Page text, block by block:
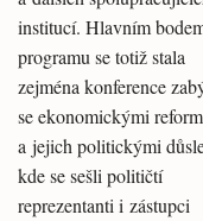
institucí. Hlavním
programu se totiž stala
zejména konference
se ekonomickými
a jejich politickými
kde se sešli političtí
reprezentanti i zástupci